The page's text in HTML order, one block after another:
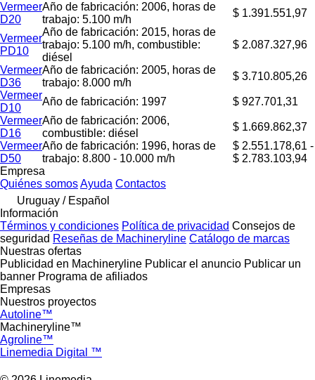
Vermeer
D20
Año de fabricación: 2006, horas de
trabajo: 5.100 m/h
$ 1.391.551,97
Vermeer
PD10
Año de fabricación: 2015, horas de
trabajo: 5.100 m/h, combustible:
diésel
$ 2.087.327,96
Vermeer
D36
Año de fabricación: 2005, horas de
trabajo: 8.000 m/h
$ 3.710.805,26
Vermeer
D10
Año de fabricación: 1997
$ 927.701,31
Vermeer
D16
Año de fabricación: 2006,
combustible: diésel
$ 1.669.862,37
Vermeer
D50
Año de fabricación: 1996, horas de
trabajo: 8.800 - 10.000 m/h
$ 2.551.178,61 -
$ 2.783.103,94
Empresa
Quiénes somosAyuda Contactos
Uruguay / Español
Información
Términos y condiciones Política de privacidad Consejos de
seguridad Reseñas de Machineryline Catálogo de marcas
Nuestras ofertas
Publicidad en Machineryline Publicar el anuncio Publicar un
banner Programa de afiliados
Empresas
Nuestros proyectos
Autoline™
Machineryline™
Agroline™
Linemedia Digital ™